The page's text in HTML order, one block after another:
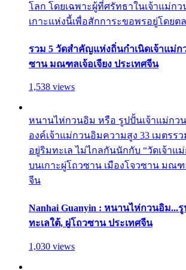
โลก โดยเฉพาะผู้ที่ศรัทธาในเจ้าแม่ก
เกาะแห่งนี้เพื่อสักการะขอพรอยู่โดยต
รวม 5 วัดสำคัญแห่งถิ่นกำเนิดเจ้าแม่ก
ซาน มณฑลเจ้อเจียง ประเทศจีน
1,538 views
หนานไห่กวนอิม หรือ รูปปั้นเจ้าแม่กว
องค์เจ้าแม่กวนอิมความสูง 33 เมตรร
อยู่ริมทะเล ไม่ไกลกันนักกับ “วัดเจ้าแ
บนเกาะผู่โถวซาน เมืองโจวซาน มณฑ
จีน
Nanhai Guanyin : หนานไห่กวนอิม...
ทะเลใต้, ผู่โถวซาน ประเทศจีน
1,030 views